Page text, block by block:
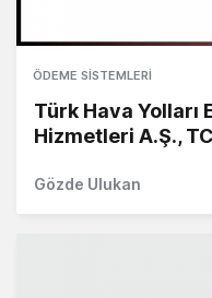
ÖDEME SISTEMLERI
Türk Hava Yolları
Hizmetleri A.Ş.,
Gözde Ulukan